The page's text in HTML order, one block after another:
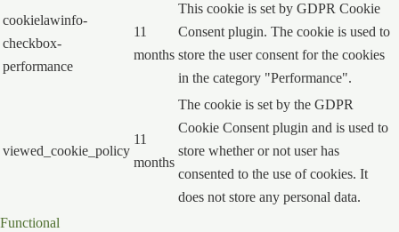
cookielawinfo-
checkbox-
performance
11
months
This cookie is set by GDPR Cookie
Consent plugin. The cookie is used to
store the user consent for the cookies
in the category "Performance".
viewed_cookie_policy
11
months
The cookie is set by the GDPR
Cookie Consent plugin and is used to
store whether or not user has
consented to the use of cookies. It
does not store any personal data.
Functional